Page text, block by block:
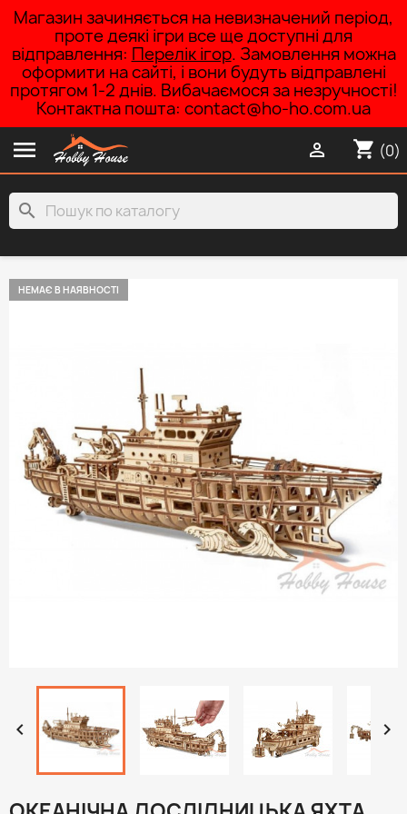
Магазин зачиняється на невизначений період,
проте деякі ігри все ще доступні для
відправлення: Перелік ігор. Замовлення можна
оформити на сайті, і вони будуть відправлені
протягом 1-2 днів. Вибачаємося за незручності!
Контактна пошта: contact@ho-ho.com.ua
 shopping_cart (0)

search
НЕМАЄ В НАЯВНОСТІ
 